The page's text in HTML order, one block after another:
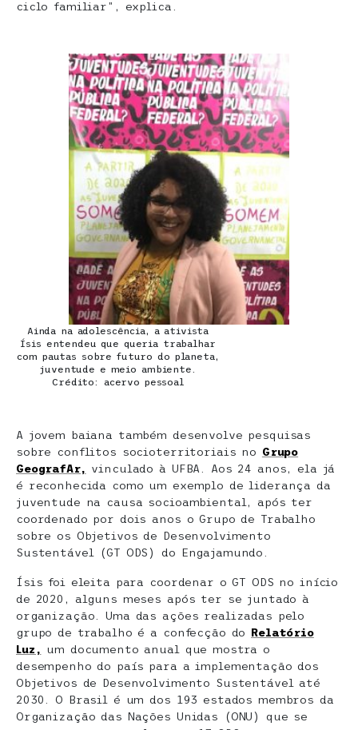
ciclo familiar”, explica.
Ainda na adolescência, a ativista
Ísis entendeu que queria trabalhar
com pautas sobre futuro do planeta,
juventude e meio ambiente.
Crédito: acervo pessoal
A jovem baiana também desenvolve pesquisas
sobre conflitos socioterritoriais no Grupo
GeografAr, vinculado à UFBA. Aos 24 anos, ela já
é reconhecida como um exemplo de liderança da
juventude na causa socioambiental, após ter
coordenado por dois anos o Grupo de Trabalho
sobre os Objetivos de Desenvolvimento
Sustentável (GT ODS) do Engajamundo.
Ísis foi eleita para coordenar o GT ODS no início
de 2020, alguns meses após ter se juntado à
organização. Uma das ações realizadas pelo
grupo de trabalho é a confecção do Relatório
Luz, um documento anual que mostra o
desempenho do país para a implementação dos
Objetivos de Desenvolvimento Sustentável até
2030. O Brasil é um dos 193 estados membros da
Organização das Nações Unidas (ONU) que se